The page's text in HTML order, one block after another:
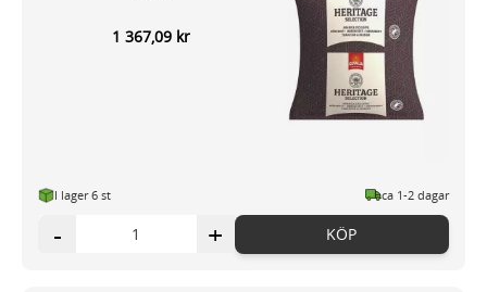
1 367,09 kr
I lager 6 st ca 1-2 dagar
- + KÖP